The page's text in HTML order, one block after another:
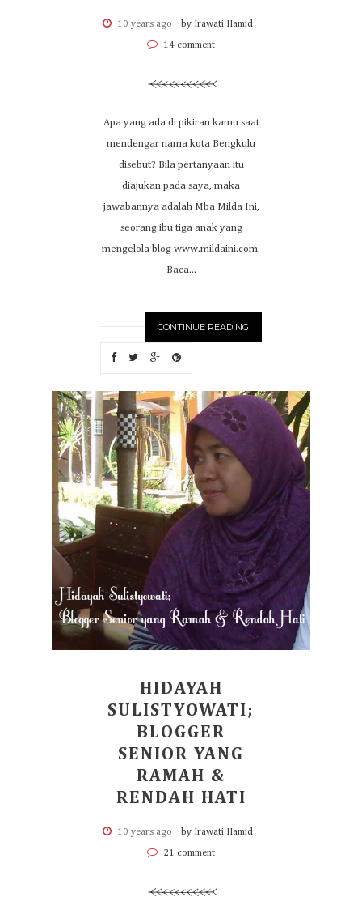
10 years ago by Irawati Hamid
14 comment
Apa yang ada di pikiran kamu saat
mendengar nama kota Bengkulu
disebut? Bila pertanyaan itu
diajukan pada saya, maka
jawabannya adalah Mba Milda Ini,
seorang ibu tiga anak yang
mengelola blog www.mildaini.com.
Baca...
CONTINUE READING
HIDAYAH
SULISTYOWATI;
BLOGGER
SENIOR YANG
RAMAH &
RENDAH HATI
10 years ago by Irawati Hamid
21 comment